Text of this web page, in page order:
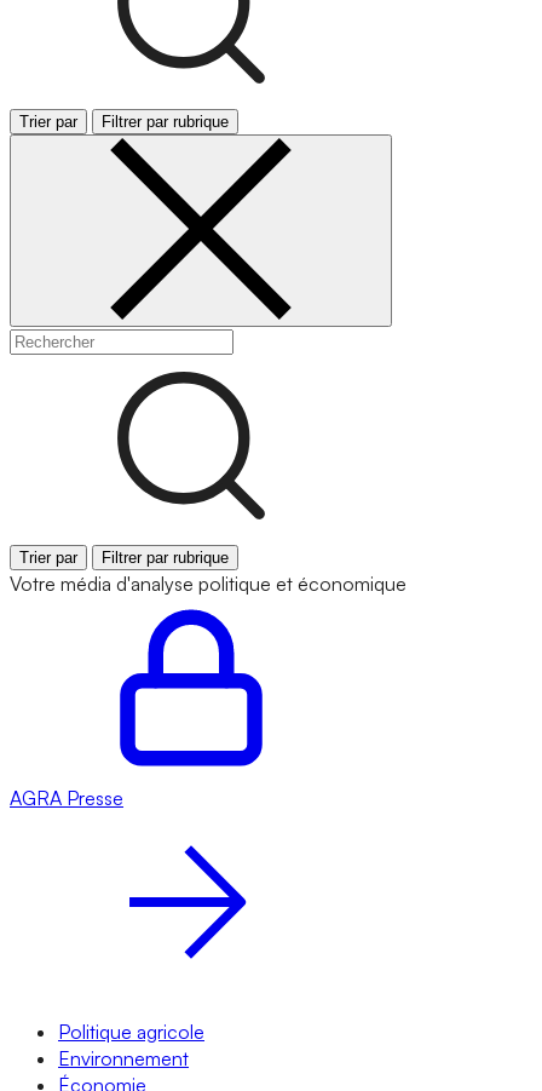
Trier par Filtrer par rubrique
Trier par Filtrer par rubrique
Votre média d'analyse politique et économique
AGRA Presse
Politique agricole
Environnement
Économie